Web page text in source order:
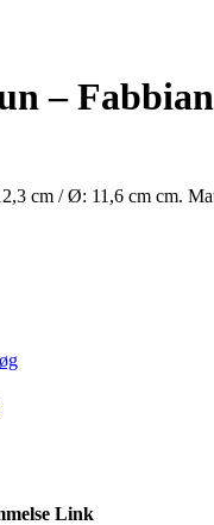
– Fabbian
cm / Ø: 11,6 cm cm.
Link